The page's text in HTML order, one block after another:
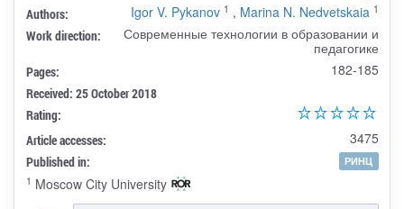
Authors: Igor V. Pykanov 1 , Marina N. Nedvetskaia 1
Work direction:
Современные технологии в образовании и
педагогике
Pages: 182-185
Received: 25 October 2018
Rating:
Article accesses:
3475
Published in:
РИНЦ
1 Moscow City University